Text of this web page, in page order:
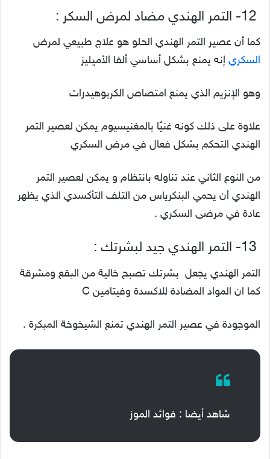
كما أن عصير التمر الهندي الحلو هو علاج طبيعي لمرض
السكري إنه يمنع بشكل أساسي ألفا الأميليز
وهو الإنزيم الذي يمنع امتصاص الكربوهيدرات
علاوة على ذلك كونه غنيًا بالمغنيسيوم يمكن لعصير التمر
الهندي التحكم بشكل فعال في مرض السكري
من النوع الثاني عند تناوله بانتظام و يمكن لعصير التمر
الهندي أن يحمي البنكرياس من التلف التأكسدي الذي يظهر
عادة في مرضى السكري .
التمر الهندي يجعل بشرتك تصبح خالية من البقع ومشرقة
كما ان المواد المضادة للاكسدة وفيتامين C
الموجودة في عصير التمر الهندي تمنع الشيخوخة المبكرة .
شاهد أيضا : فوائد الموز